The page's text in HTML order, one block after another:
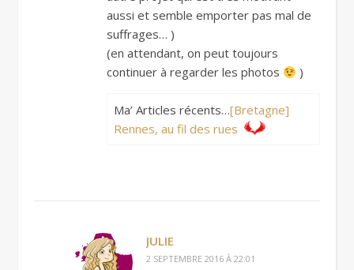
aussi et semble emporter pas mal de
suffrages… )
(en attendant, on peut toujours
continuer à regarder les photos
)
Ma’ Articles récents…[Bretagne]
Rennes, au fil des rues
JULIE
2 SEPTEMBRE 2016 À 22:01